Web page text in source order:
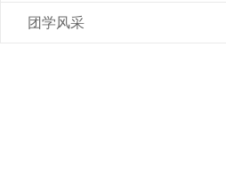
团学风采